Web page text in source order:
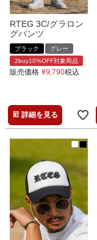
RTEG 3C/グラロン
グパンツ
ブラック
グレー
2buy10%OFF対象商品
販売価格 ¥9,790税込
詳細を見る